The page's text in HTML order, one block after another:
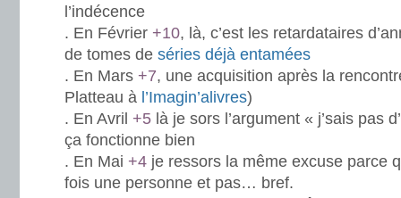
l’indécence
. En Février +10, là, c’est les retardataires
de tomes de séries déjà entamées
. En Mars +7, une acquisition après la
Platteau à l’Imagin’alivres)
. En Avril +5 là je sors l’argument « j’sais pas
ça fonctionne bien
. En Mai +4 je ressors la même excuse parce
fois une personne et pas… bref.